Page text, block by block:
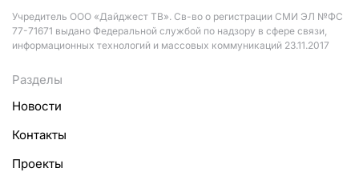
Учредитель ООО «Дайджест ТВ». Св-во о регистрации СМИ ЭЛ №ФС
77-71671 выдано Федеральной службой по надзору в сфере связи,
информационных технологий и массовых коммуникаций 23.11.2017
Разделы
Новости
Контакты
Проекты